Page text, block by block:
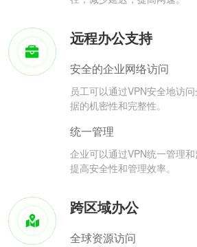
远程办公支持
安全的企业网络访问
员工可以通过VPN安全地访
据的机密性和完整性。
统一管理
企业可以通过VPN统一管理
提高安全性和管理效率。
跨区域办公
全球资源访问